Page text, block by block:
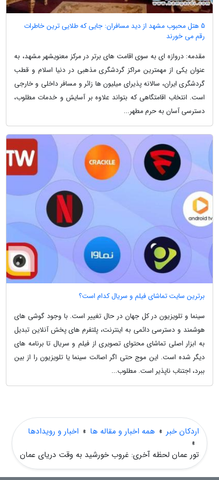
5 هتل محبوب مشهد از دید مسافران: جایی که طلایی ترین خاطرات
رقم می خورند
مقدمه: دروازه ای به سوی اقامت های برتر در مرکز معنویشهر مشهد، به
عنوان یکی از مهمترین مراکز گردشگری مذهبی در دنیا اسلام و قطب
گردشگری ایران، سالانه پذیرای میلیون ها زائر و مسافر داخلی و خارجی
است. انتخاب اقامتگاهی که بتواند علاوه بر آسایش و خدمات مطلوب،
دسترسی آسان به حرم مطهر...
برترین سایت تماشای فیلم و سریال کدام است؟
سینما و تلویزیون در کل جهان در حال تغییر است. با وجود گوشی های
هوشمند و دسترسی دائمی به اینترنت، پلتفرم های پخش آنلاین تبدیل
به ابزار اصلی تماشای محتوای تصویری از فیلم و سریال تا برنامه های
دیگر شده است. این موج حتی اگر اصالت سینما یا تلویزیون را از بین
ببرد، اجتناب ناپذیر است. مطلوب...
اردکان خبر » همه اخبار و مقاله ها » اخبار و رویدادها
»
تور عمان لحظه آخری: غروب خورشید به وقت دریای عمان